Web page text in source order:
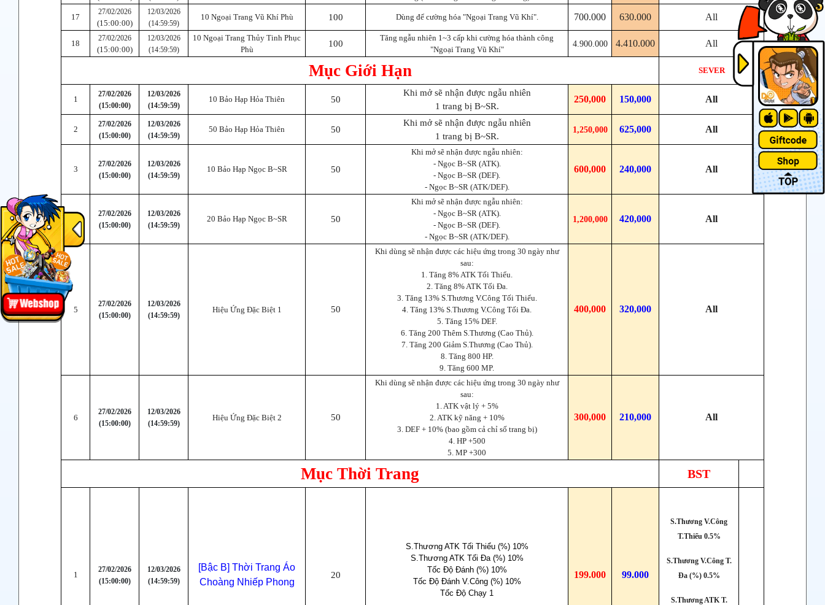
17
27/02/2026
(15:00:00)
12/03/2026
(14:59:59)
10 Ngoại Trang Vũ Khí Phù 100 Dùng để cường hóa "Ngoại Trang Vũ Khí". 700.000 630.000 All
18
27/02/2026
(15:00:00)
12/03/2026
(14:59:59)
10 Ngoại Trang Thủy Tinh Phục
Phù
100
Tăng ngẫu nhiên 1~3 cấp khi cường hóa thành công
"Ngoại Trang Vũ Khí"
4.900.000 4.410.000 All
Mục Giới Hạn SEVER
1
27/02/2026
(15:00:00)
12/03/2026
(14:59:59)
10 Bảo Hạp Hỏa Thiên 50
Khi mở sẽ nhận được ngẫu nhiên
1 trang bị B~SR.
250,000 150,000 All
2
27/02/2026
(15:00:00)
12/03/2026
(14:59:59)
50 Bảo Hạp Hỏa Thiên 50
Khi mở sẽ nhận được ngẫu nhiên
1 trang bị B~SR.
1,250,000 625,000 All
3
27/02/2026
(15:00:00)
12/03/2026
(14:59:59)
10 Bảo Hạp Ngọc B~SR 50
Khi mở sẽ nhận được ngẫu nhiên:
- Ngọc B~SR (ATK).
- Ngọc B~SR (DEF).
- Ngọc B~SR (ATK/DEF).
600,000 240,000 All
27/02/2026
(15:00:00)
12/03/2026
(14:59:59)
20 Bảo Hạp Ngọc B~SR 50
Khi mở sẽ nhận được ngẫu nhiên:
- Ngọc B~SR (ATK).
- Ngọc B~SR (DEF).
- Ngọc B~SR (ATK/DEF).
1,200,000 420,000 All
5
27/02/2026
(15:00:00)
12/03/2026
(14:59:59)
Hiệu Ứng Đặc Biệt 1 50
Khi dùng sẽ nhận được các hiệu ứng trong 30 ngày như
sau:
1. Tăng 8% ATK Tối Thiểu.
2. Tăng 8% ATK Tối Đa.
3. Tăng 13% S.Thương V.Công Tối Thiểu.
4. Tăng 13% S.Thương V.Công Tối Đa.
5. Tăng 15% DEF.
6. Tăng 200 Thêm S.Thương (Cao Thủ).
7. Tăng 200 Giảm S.Thương (Cao Thủ).
8. Tăng 800 HP.
9. Tăng 600 MP.
400,000 320,000 All
6
27/02/2026
(15:00:00)
12/03/2026
(14:59:59)
Hiệu Ứng Đặc Biệt 2 50
Khi dùng sẽ nhận được các hiệu ứng trong 30 ngày như
sau:
1. ATK vật lý + 5%
2. ATK kỹ năng + 10%
3. DEF + 10% (bao gồm cả chỉ số trang bị)
4. HP +500
5. MP +300
300,000 210,000 All
Mục Thời Trang BST
1
27/02/2026
(15:00:00)
12/03/2026
(14:59:59)
[Bậc B] Thời Trang Áo
Choàng Nhiếp Phong
20
S.Thương ATK Tối Thiểu (%) 10%
S.Thương ATK Tối Đa (%) 10%
Tốc Độ Đánh (%) 10%
Tốc Độ Đánh V.Công (%) 10%
Tốc Độ Chạy 1
199.000 99.000
S.Thương V.Công
T.Thiểu 0.5%
S.Thương V.Công T.
Đa (%) 0.5%
S.Thương ATK T.